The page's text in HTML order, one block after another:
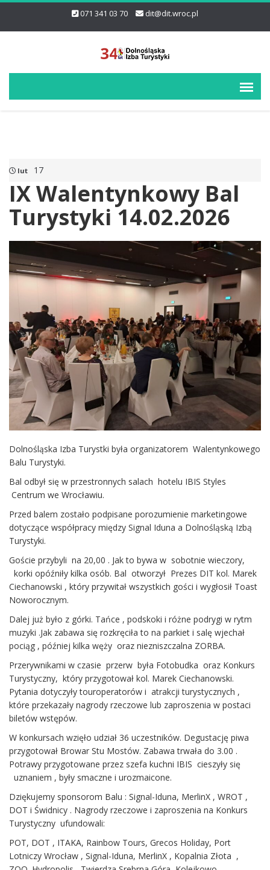
071 341 03 70 dit@dit.wroc.pl
lut 17
IX Walentynkowy Bal
Turystyki 14.02.2026
Dolnośląska Izba Turystki była organizatorem Walentynkowego
Balu Turystyki.
Bal odbył się w przestronnych salach hotelu IBIS Styles
Centrum we Wrocławiu.
Przed balem zostało podpisane porozumienie marketingowe
dotyczące współpracy między Signal Iduna a Dolnośląską Izbą
Turystyki.
Goście przybyli na 20,00 . Jak to bywa w sobotnie wieczory,
korki opóźniły kilka osób. Bal otworzył Prezes DIT kol. Marek
Ciechanowski , który przywitał wszystkich gości i wygłosił Toast
Noworocznym.
Dalej już było z górki. Tańce , podskoki i różne podrygi w rytm
muzyki .Jak zabawa się rozkręciła to na parkiet i salę wjechał
pociąg , później kilka węży oraz niezniszczalna ZORBA.
Przerywnikami w czasie przerw była Fotobudka oraz Konkurs
Turystyczny, który przygotował kol. Marek Ciechanowski.
Pytania dotyczyły touroperatorów i atrakcji turystycznych ,
które przekazały nagrody rzeczowe lub zaproszenia w postaci
biletów wstępów.
W konkursach wzięło udział 36 uczestników. Degustację piwa
przygotował Browar Stu Mostów. Zabawa trwała do 3.00 .
Potrawy przygotowane przez szefa kuchni IBIS cieszyły się
uznaniem , były smaczne i urozmaicone.
Dziękujemy sponsorom Balu : Signal-Iduna, MerlinX , WROT ,
DOT i Świdnicy . Nagrody rzeczowe i zaproszenia na Konkurs
Turystyczny ufundowali:
POT, DOT , ITAKA, Rainbow Tours, Grecos Holiday, Port
Lotniczy Wrocław , Signal-Iduna, MerlinX , Kopalnia Złota ,